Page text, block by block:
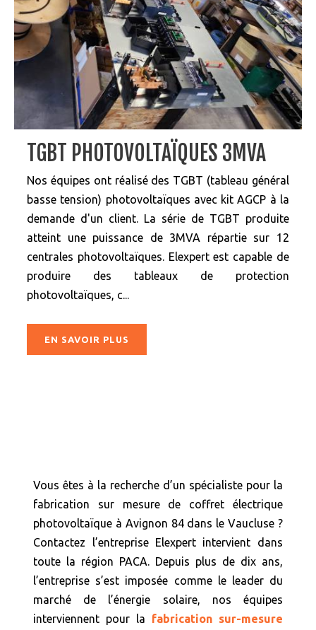
TGBT PHOTOVOLTAÏQUES 3MVA
Nos équipes ont réalisé des TGBT (tableau général
basse tension) photovoltaïques avec kit AGCP à la
demande d'un client. La série de TGBT produite
atteint une puissance de 3MVA répartie sur 12
centrales photovoltaïques. Elexpert est capable de
produire des tableaux de protection
photovoltaïques, c...
EN SAVOIR PLUS
Vous êtes à la recherche d’un spécialiste pour la
fabrication sur mesure de coffret électrique
photovoltaïque à Avignon 84 dans le Vaucluse ?
Contactez l’entreprise Elexpert intervient dans
toute la région PACA. Depuis plus de dix ans,
l’entreprise s’est imposée comme le leader du
marché de l’énergie solaire, nos équipes
interviennent pour la fabrication sur-mesure